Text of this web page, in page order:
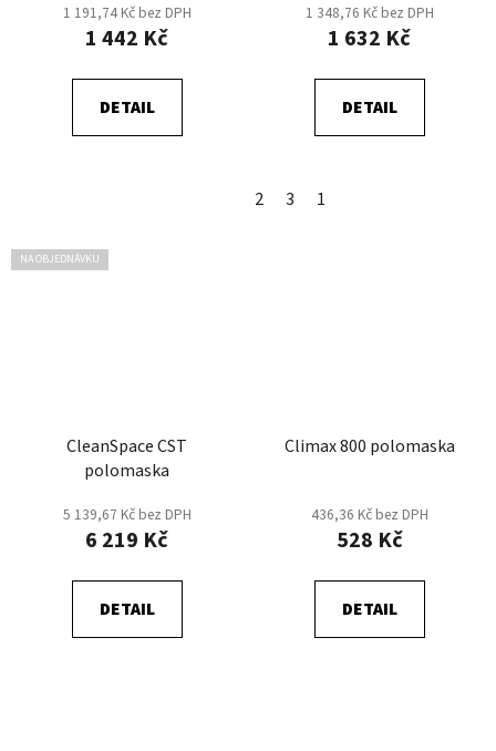
1 191,74 Kč bez DPH
1 442 Kč
DETAIL
1 348,76 Kč bez DPH
1 632 Kč
DETAIL
2 3 1
NA OBJEDNÁVKU
CleanSpace CST
polomaska
5 139,67 Kč bez DPH
6 219 Kč
DETAIL
Climax 800 polomaska
436,36 Kč bez DPH
528 Kč
DETAIL